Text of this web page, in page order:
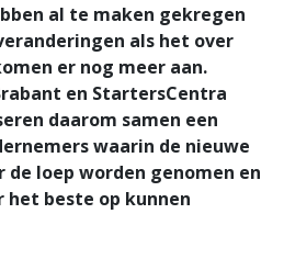
al te maken gekregen
als het over
er nog meer aan.
en StartersCentra
daarom samen een
waarin de nieuwe
loep worden genomen en
het beste op kunnen